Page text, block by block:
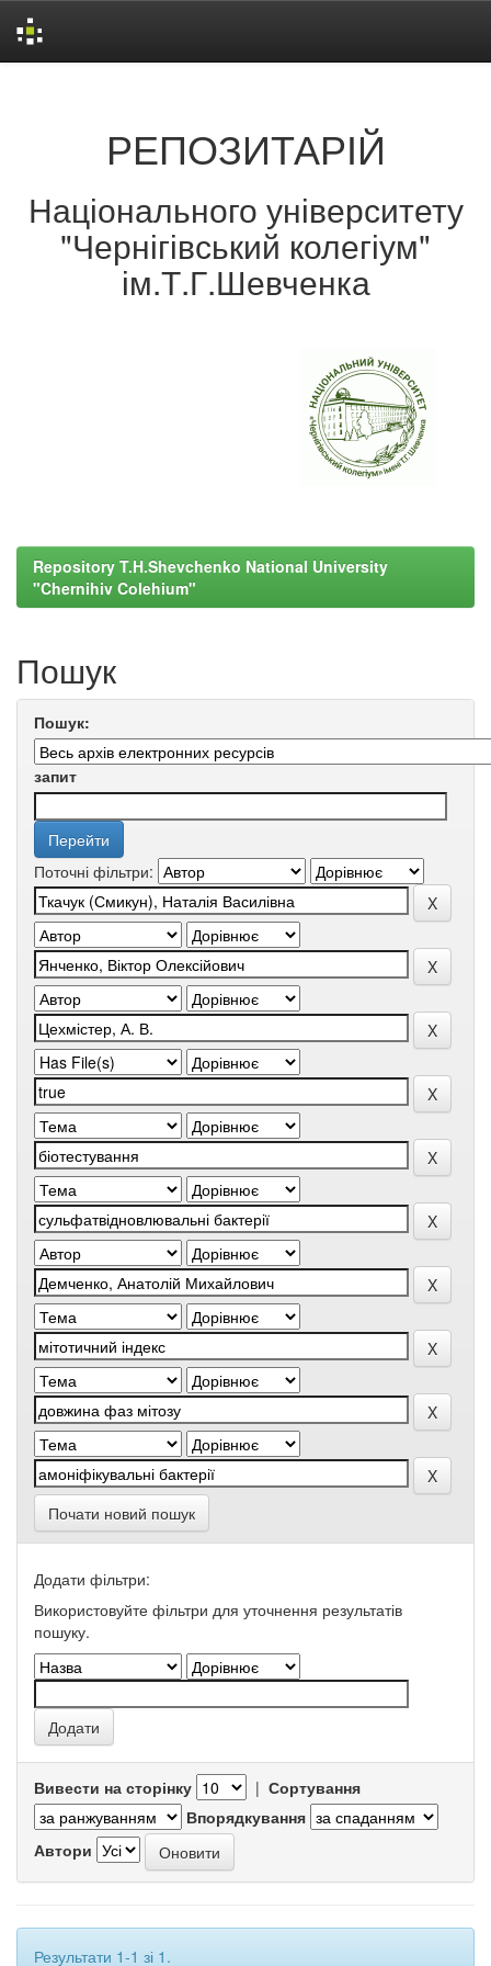
РЕПОЗИТАРІЙ
Національного університету
"Чернігівський колегіум"
ім.Т.Г.Шевченка
Repository T.H.Shevchenko National University
"Chernihiv Colehium"
Пошук
Пошук:
запит
Поточні фільтри:
Почати новий пошук
Додати фільтри:
Використовуйте фільтри для уточнення результатів
пошуку.
Вивести на сторінку | Сортування
Впорядкування
Автори
Результати 1-1 зі 1.